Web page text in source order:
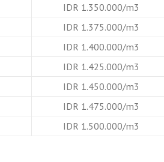
IDR 1.350.000/m3
IDR 1.375.000/m3
IDR 1.400.000/m3
IDR 1.425.000/m3
IDR 1.450.000/m3
IDR 1.475.000/m3
IDR 1.500.000/m3